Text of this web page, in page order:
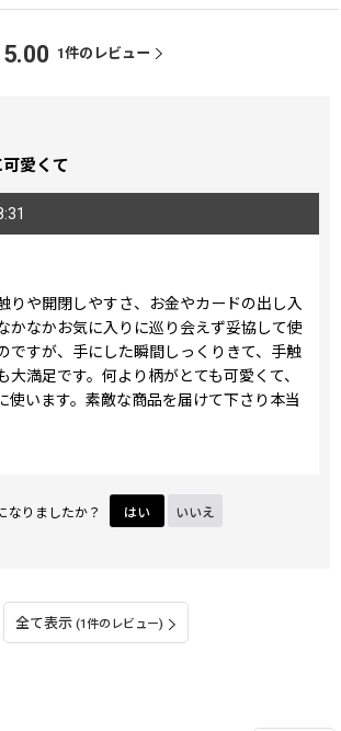
5.00 1件のレビュー
愛くて
りや開閉しやすさ、お金やカードの出し入
かなかお気に入りに巡り会えず妥協して使
ですが、手にした瞬間しっくりきて、手触
大満足です。何より柄がとても可愛くて、
使います。素敵な商品を届けて下さり本当
います。
なりましたか？ はい いいえ
全て表示 (1件のレビュー)